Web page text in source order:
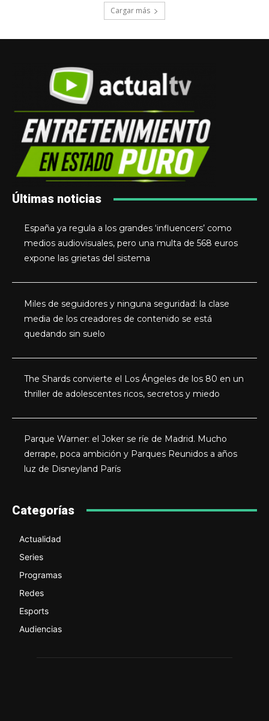
Cargar más
Últimas noticias
España ya regula a los grandes ‘influencers’ como
medios audiovisuales, pero una multa de 568 euros
expone las grietas del sistema
Miles de seguidores y ninguna seguridad: la clase
media de los creadores de contenido se está
quedando sin suelo
The Shards convierte el Los Ángeles de los 80 en un
thriller de adolescentes ricos, secretos y miedo
Parque Warner: el Joker se ríe de Madrid. Mucho
derrape, poca ambición y Parques Reunidos a años
luz de Disneyland París
Categorías
Actualidad
Series
Programas
Redes
Esports
Audiencias